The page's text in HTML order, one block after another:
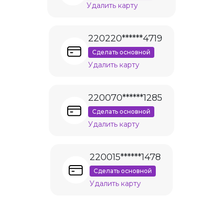
Удалить карту
220220******4719
Сделать основной
Удалить карту
220070******1285
Сделать основной
Удалить карту
220015******1478
Сделать основной
Удалить карту